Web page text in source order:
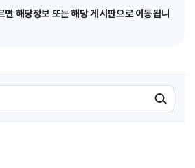
해당정보 또는 해당 게시판으로 이동됩니
검색실행